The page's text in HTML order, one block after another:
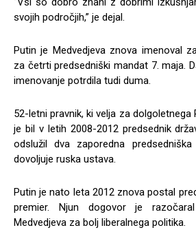
svojih področjih,” je dejal.
Putin je Medvedjeva znova imenoval
za četrti predsedniški mandat 7. maja.
imenovanje potrdila tudi duma.
52-letni pravnik, ki velja za dolgoletnega
je bil v letih 2008-2012 predsednik
odslužil dva zaporedna
dovoljuje ruska ustava.
Putin je nato leta 2012 znova postal
premier. Njun dogovor je
Medvedjeva za bolj liberalnega politika.